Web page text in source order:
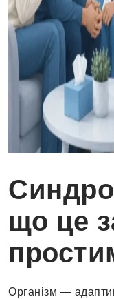
що це
Організм —